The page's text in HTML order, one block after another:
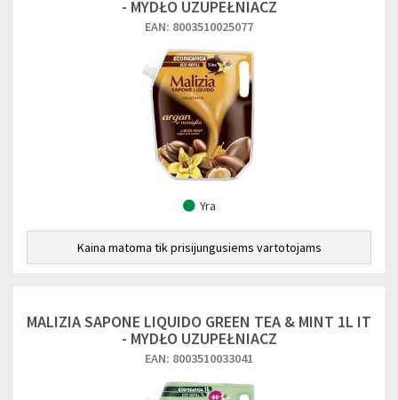
- MYDŁO UZUPEŁNIACZ
EAN: 8003510025077
Yra
Kaina matoma tik prisijungusiems vartotojams
MALIZIA SAPONE LIQUIDO GREEN TEA & MINT 1L IT
- MYDŁO UZUPEŁNIACZ
EAN: 8003510033041